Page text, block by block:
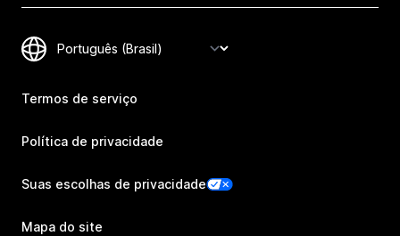
Termos de serviço
Política de privacidade
Suas escolhas de privacidade
Mapa do site